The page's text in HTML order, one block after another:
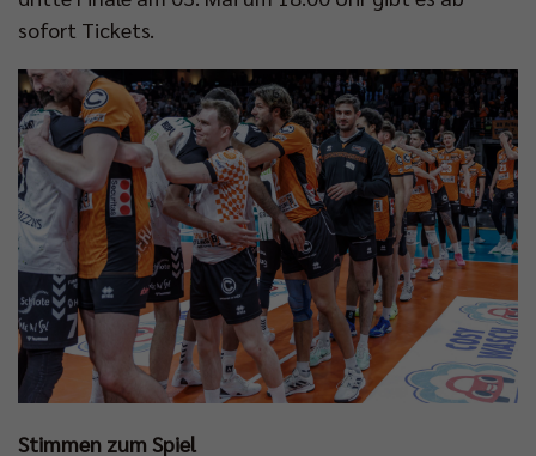
sofort Tickets.
Stimmen zum Spiel